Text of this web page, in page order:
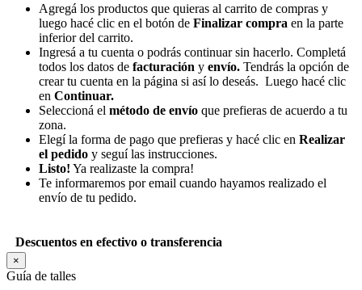
Agregá los productos que quieras al carrito de compras y
luego hacé clic en el botón de Finalizar compra en la parte
inferior del carrito.
Ingresá a tu cuenta o podrás continuar sin hacerlo. Completá
todos los datos de facturación y envío. Tendrás la opción de
crear tu cuenta en la página si así lo deseás. Luego hacé clic
en Continuar.
Seleccioná el método de envío que prefieras de acuerdo a tu
zona.
Elegí la forma de pago que prefieras y hacé clic en Realizar
el pedido y seguí las instrucciones.
Listo! Ya realizaste la compra!
Te informaremos por email cuando hayamos realizado el
envío de tu pedido.
Descuentos en efectivo o transferencia
×
Guía de talles